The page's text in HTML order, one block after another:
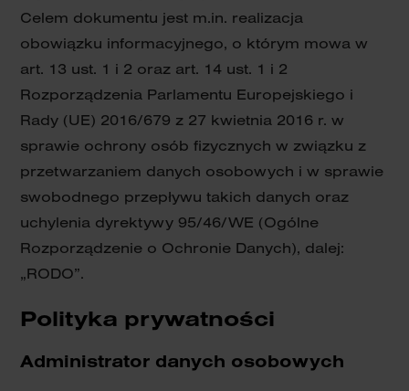
Celem dokumentu jest m.in. realizacja
obowiązku informacyjnego, o którym mowa w
art. 13 ust. 1 i 2 oraz art. 14 ust. 1 i 2
Rozporządzenia Parlamentu Europejskiego i
Rady (UE) 2016/679 z 27 kwietnia 2016 r. w
sprawie ochrony osób fizycznych w związku z
przetwarzaniem danych osobowych i w sprawie
swobodnego przepływu takich danych oraz
uchylenia dyrektywy 95/46/WE (Ogólne
Rozporządzenie o Ochronie Danych), dalej:
„RODO”.
Polityka prywatności
Administrator danych osobowych